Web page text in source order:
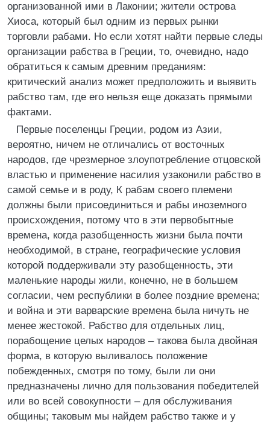
организованной ими в Лаконии; жители острова
Хиоса, который был одним из первых рынки
торговли рабами. Но если хотят найти первые следы
организации рабства в Греции, то, очевидно, надо
обратиться к самым древним преданиям:
критический анализ может предположить и выявить
рабство там, где его нельзя еще доказать прямыми
фактами.
Первые поселенцы Греции, родом из Азии,
вероятно, ничем не отличались от восточных
народов, где чрезмepнoe злоупотребление отцовской
властью и применение насилия узаконили рабство в
самой семье и в роду, К рабам своего племени
должны были присоединиться и рабы иноземного
происхождения, потому что в эти первобытные
времена, когда разобщенность жизни была почти
необходимой, в стране, географические условия
которой поддерживали эту разобщенность, эти
маленькие народы жили, конечно, не в большем
согласии, чем республики в более поздние времена;
и война и эти варварские времена была ничуть не
менее жестокой. Рабство для отдельных лиц,
порабощение целых народов – такова была двойная
форма, в которую выливалось положение
побежденных, смотря по тому, были ли они
предназначены лично для пользования победителей
или во всей совокупности – для обслуживания
общины; таковым мы найдем рабство также и у